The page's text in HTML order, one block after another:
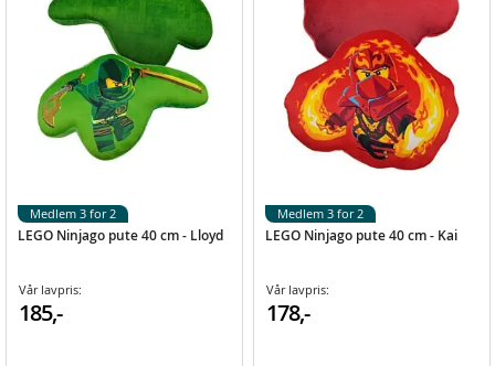
LEGO Ninjago pute 40 cm - Lloyd
Vår lavpris:
185,-
Medlem 3 for 2
LEGO Ninjago pute 40 cm - Kai
Vår lavpris:
178,-
Medlem 3 for 2